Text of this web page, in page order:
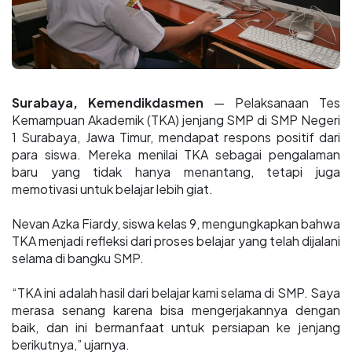
Surabaya, Kemendikdasmen — Pelaksanaan Tes
Kemampuan Akademik (TKA) jenjang SMP di SMP Negeri
1 Surabaya, Jawa Timur, mendapat respons positif dari
para siswa. Mereka menilai TKA sebagai pengalaman
baru yang tidak hanya menantang, tetapi juga
memotivasi untuk belajar lebih giat.
Nevan Azka Fiardy, siswa kelas 9, mengungkapkan bahwa
TKA menjadi refleksi dari proses belajar yang telah dijalani
selama di bangku SMP.
“TKA ini adalah hasil dari belajar kami selama di SMP. Saya
merasa senang karena bisa mengerjakannya dengan
baik, dan ini bermanfaat untuk persiapan ke jenjang
berikutnya,” ujarnya.